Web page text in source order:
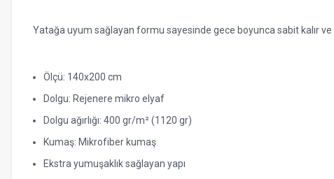
Yatağa uyum sağlayan formu sayesinde gece boyunca sabit kalır
Ölçü: 140x200 cm
Dolgu: Rejenere mikro elyaf
Dolgu ağırlığı: 400 gr/m² (1120 gr)
Kumaş: Mikrofiber kumaş
Ekstra yumuşaklık sağlayan yapı